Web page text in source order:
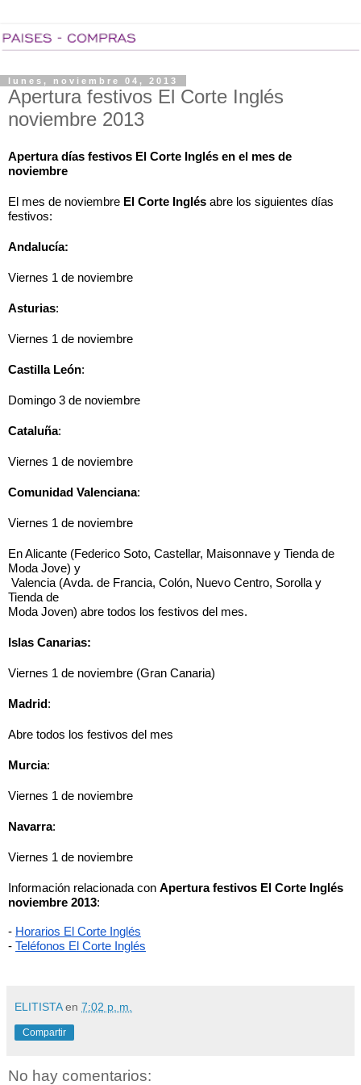
lunes, noviembre 04, 2013
Apertura festivos El Corte Inglés
noviembre 2013
Apertura días festivos El Corte Inglés en el mes de
noviembre
El mes de noviembre El Corte Inglés abre los siguientes días
festivos:
Andalucía:
Viernes 1 de noviembre
Asturias:
Viernes 1 de noviembre
Castilla León:
Domingo 3 de noviembre
Cataluña:
Viernes 1 de noviembre
Comunidad Valenciana:
Viernes 1 de noviembre
En Alicante (Federico Soto, Castellar, Maisonnave y Tienda de
Moda Jove) y
Tienda de
Moda Joven) abre todos los festivos del mes.
Islas Canarias:
Viernes 1 de noviembre (Gran Canaria)
Madrid:
Abre todos los festivos del mes
Murcia:
Viernes 1 de noviembre
Navarra:
Viernes 1 de noviembre
Información relacionada con Apertura festivos El Corte Inglés
noviembre 2013:
- Horarios El Corte Inglés
- Teléfonos El Corte Inglés
ELITISTA en 7:02 p. m.
Compartir
No hay comentarios: